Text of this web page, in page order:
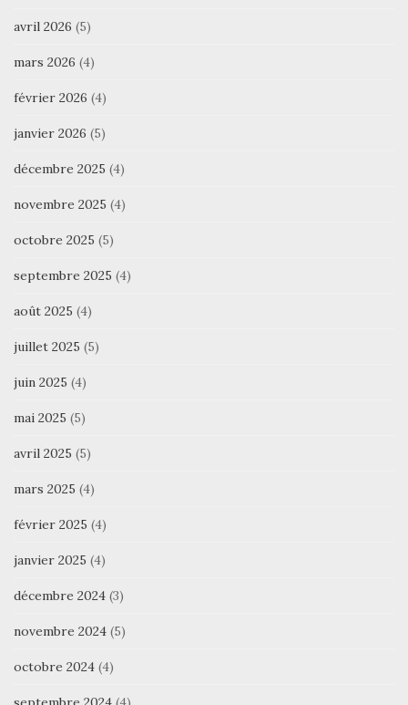
avril 2026 (5)
mars 2026 (4)
février 2026 (4)
janvier 2026 (5)
décembre 2025 (4)
novembre 2025 (4)
octobre 2025 (5)
septembre 2025 (4)
août 2025 (4)
juillet 2025 (5)
juin 2025 (4)
mai 2025 (5)
avril 2025 (5)
mars 2025 (4)
février 2025 (4)
janvier 2025 (4)
décembre 2024 (3)
novembre 2024 (5)
octobre 2024 (4)